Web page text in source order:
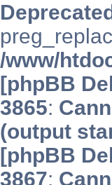
/www/
[phpBB
3865:
(output
[phpBB
3867: